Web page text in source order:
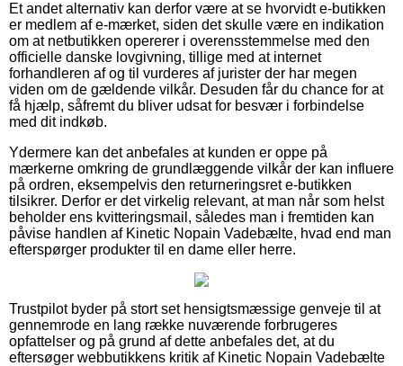
Et andet alternativ kan derfor være at se hvorvidt e-butikken
er medlem af e-mærket, siden det skulle være en indikation
om at netbutikken opererer i overensstemmelse med den
officielle danske lovgivning, tillige med at internet
forhandleren af og til vurderes af jurister der har megen
viden om de gældende vilkår. Desuden får du chance for at
få hjælp, såfremt du bliver udsat for besvær i forbindelse
med dit indkøb.
Ydermere kan det anbefales at kunden er oppe på
mærkerne omkring de grundlæggende vilkår der kan influere
på ordren, eksempelvis den returneringsret e-butikken
tilsikrer. Derfor er det virkelig relevant, at man når som helst
beholder ens kvitteringsmail, således man i fremtiden kan
påvise handlen af Kinetic Nopain Vadebælte, hvad end man
efterspørger produkter til en dame eller herre.
Trustpilot byder på stort set hensigtsmæssige genveje til at
gennemrode en lang række nuværende forbrugeres
opfattelser og på grund af dette anbefales det, at du
eftersøger webbutikkens kritik af Kinetic Nopain Vadebælte